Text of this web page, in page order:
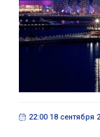
22:00 18 сентября